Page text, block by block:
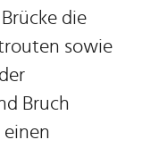
die
sowie
Bruch